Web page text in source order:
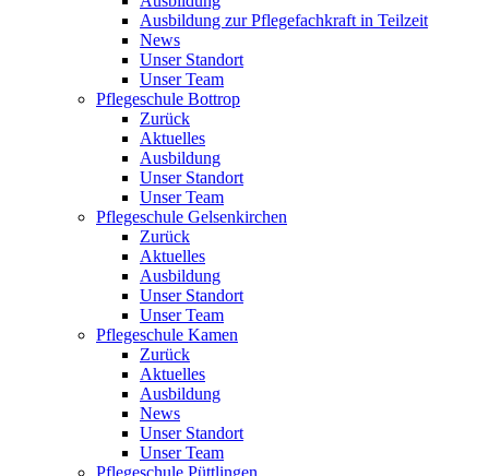
Ausbildung zur Pflegefachkraft in Teilzeit
News
Unser Standort
Unser Team
Pflegeschule Bottrop
Zurück
Aktuelles
Ausbildung
Unser Standort
Unser Team
Pflegeschule Gelsenkirchen
Zurück
Aktuelles
Ausbildung
Unser Standort
Unser Team
Pflegeschule Kamen
Zurück
Aktuelles
Ausbildung
News
Unser Standort
Unser Team
Pflegeschule Püttlingen